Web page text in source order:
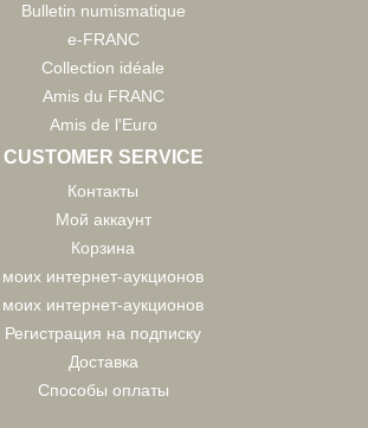
Bulletin numismatique
e-FRANC
Collection idéale
Amis du FRANC
Amis de l'Euro
CUSTOMER SERVICE
Контакты
Мой аккаунт
Корзина
моих интернет-аукционов
моих интернет-аукционов
Регистрация на подписку
Доставка
Способы оплаты